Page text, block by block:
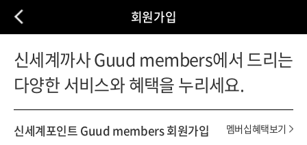
회원가입
신세계까사 Guud members에서 드리는
다양한 서비스와 혜택을 누리세요.
신세계포인트 Guud members 회원가입 멤버십혜택보기